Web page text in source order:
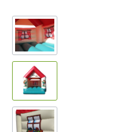
Werbewürfel
Reparatur